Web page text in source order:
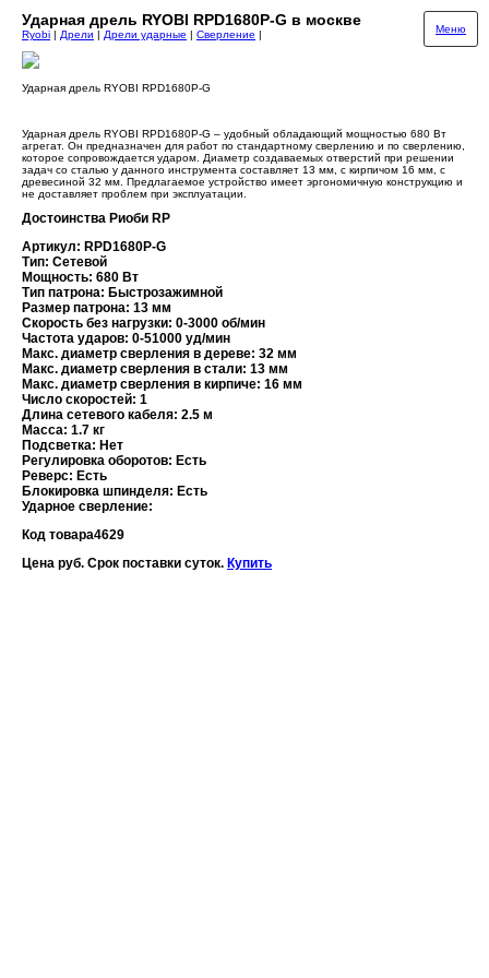
Ударная дрель RYOBI RPD1680P-G в москве
Меню
Ryobi | Дрели | Дрели ударные | Сверление |
Ударная дрель RYOBI RPD1680P-G
Ударная дрель RYOBI RPD1680P-G – удобный обладающий мощностью 680 Вт
агрегат. Он предназначен для работ по стандартному сверлению и по сверлению,
которое сопровождается ударом. Диаметр создаваемых отверстий при решении
задач со сталью у данного инструмента составляет 13 мм, с кирпичом 16 мм, с
древесиной 32 мм. Предлагаемое устройство имеет эргономичную конструкцию и
не доставляет проблем при эксплуатации.
Достоинства Риоби RP
Артикул: RPD1680P-G
Тип: Сетевой
Мощность: 680 Вт
Тип патрона: Быстрозажимной
Размер патрона: 13 мм
Скорость без нагрузки: 0-3000 об/мин
Частота ударов: 0-51000 уд/мин
Макс. диаметр сверления в дереве: 32 мм
Макс. диаметр сверления в стали: 13 мм
Макс. диаметр сверления в кирпиче: 16 мм
Число скоростей: 1
Длина сетевого кабеля: 2.5 м
Масса: 1.7 кг
Подсветка: Нет
Регулировка оборотов: Есть
Реверс: Есть
Блокировка шпинделя: Есть
Ударное сверление:
Код товара4629
Цена руб. Срок поставки суток. Купить